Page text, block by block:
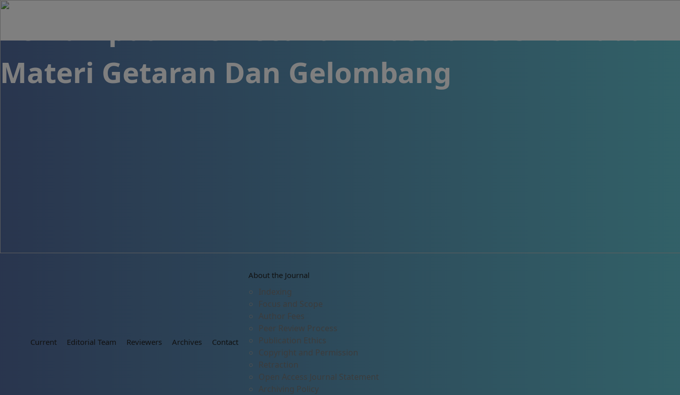
Current Editorial Team Reviewers Archives Contact
About the Journal
Indexing
Focus and Scope
Author Fees
Peer Review Process
Publication Ethics
Copyright and Permission
Retraction
Open Access Journal Statement
Archiving Policy
Materi Getaran Dan Gelombang